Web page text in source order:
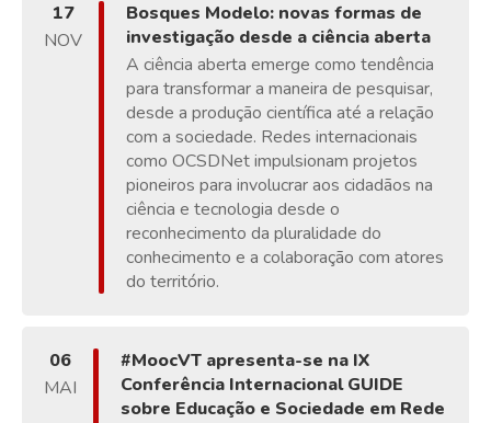
17
NOV
Bosques Modelo: novas formas de
investigação desde a ciência aberta
A ciência aberta emerge como tendência
para transformar a maneira de pesquisar,
desde a produção científica até a relação
com a sociedade. Redes internacionais
como OCSDNet impulsionam projetos
pioneiros para involucrar aos cidadãos na
ciência e tecnologia desde o
reconhecimento da pluralidade do
conhecimento e a colaboração com atores
do território.
06
MAI
#MoocVT apresenta-se na IX
Conferência Internacional GUIDE
sobre Educação e Sociedade em Rede